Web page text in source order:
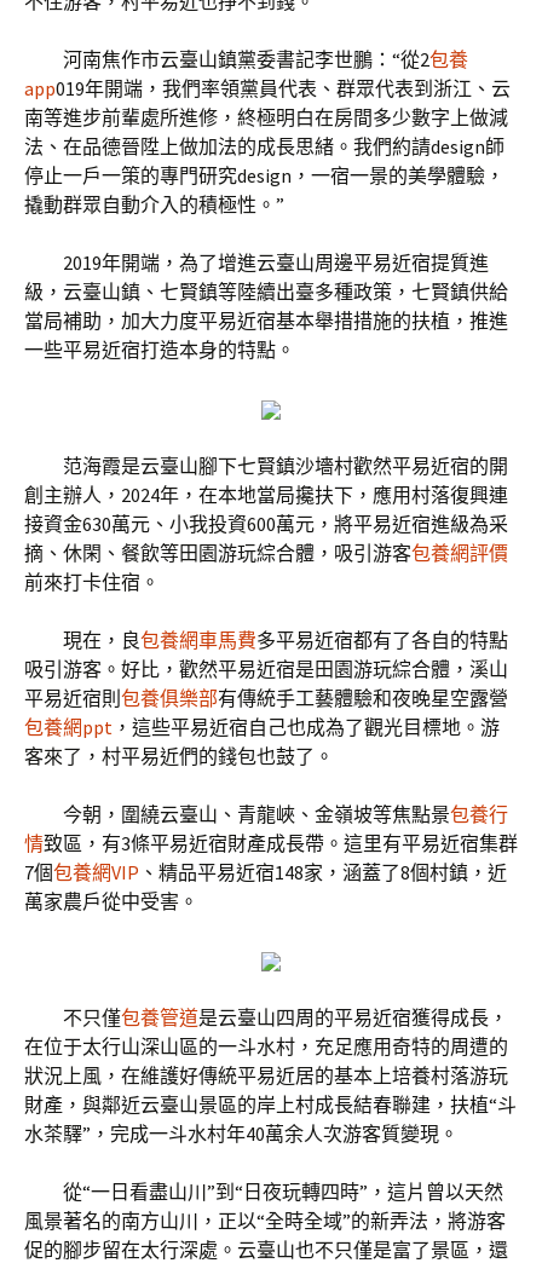
河南焦作市云臺山鎮黨委書記李世鵬：“從2包養
app019年開端，我們率領黨員代表、群眾代表到浙江、云
南等進步前輩處所進修，終極明白在房間多少數字上做減
法、在品德晉陞上做加法的成長思緒。我們約請design師
停止一戶一策的專門研究design，一宿一景的美學體驗，
撬動群眾自動介入的積極性。”
2019年開端，為了增進云臺山周邊平易近宿提質進
級，云臺山鎮、七賢鎮等陸續出臺多種政策，七賢鎮供給
當局補助，加大力度平易近宿基本舉措措施的扶植，推進
一些平易近宿打造本身的特點。
范海霞是云臺山腳下七賢鎮沙墻村歡然平易近宿的開
創主辦人，2024年，在本地當局攙扶下，應用村落復興連
接資金630萬元、小我投資600萬元，將平易近宿進級為采
摘、休閑、餐飲等田園游玩綜合體，吸引游客包養網評價
前來打卡住宿。
現在，良包養網車馬費多平易近宿都有了各自的特點
吸引游客。好比，歡然平易近宿是田園游玩綜合體，溪山
平易近宿則包養俱樂部有傳統手工藝體驗和夜晚星空露營
包養網ppt ，這些平易近宿自己也成為了觀光目標地。游
客來了，村平易近們的錢包也鼓了。
今朝，圍繞云臺山、青龍峽、金嶺坡等焦點景包養行
情致區，有3條平易近宿財產成長帶。這里有平易近宿集群
7個包養網VIP 、精品平易近宿148家，涵蓋了8個村鎮，近
萬家農戶從中受害。
不只僅包養管道是云臺山四周的平易近宿獲得成長，
在位于太行山深山區的一斗水村，充足應用奇特的周遭的
狀況上風，在維護好傳統平易近居的基本上培養村落游玩
財產，與鄰近云臺山景區的岸上村成長結春聯建，扶植“斗
水茶驛”，完成一斗水村年40萬余人次游客質變現。
從“一日看盡山川”到“日夜玩轉四時”，這片曾以天然
風景著名的南方山川，正以“全時全域”的新弄法，將游客
促的腳步留在太行深處。云臺山也不只僅是富了景區，還